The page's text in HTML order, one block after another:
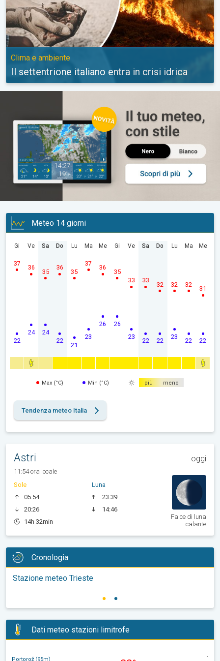
Clima e ambiente
Il settentrione italiano entra in crisi idrica
Meteo 14 giorni
Gi
22
37
Ve
24
36
Sa
24
35
Do
22
36
Lu
21
35
Ma
23
37
Me
26
36
Gi
26
35
Ve
23
33
Sa
22
33
Do
22
32
Lu
23
32
Ma
22
32
Me
22
31
Max (°C) Min (°C) più meno
Tendenza meteo Italia
Astri oggi
11:54 ora locale
Sole
05:54
20:26
14h 32min
Luna
23:39
14:46
Falce di luna
calante
Cronologia
Stazione meteo Trieste
Dati meteo stazioni limitrofe
Portorož (95m) -